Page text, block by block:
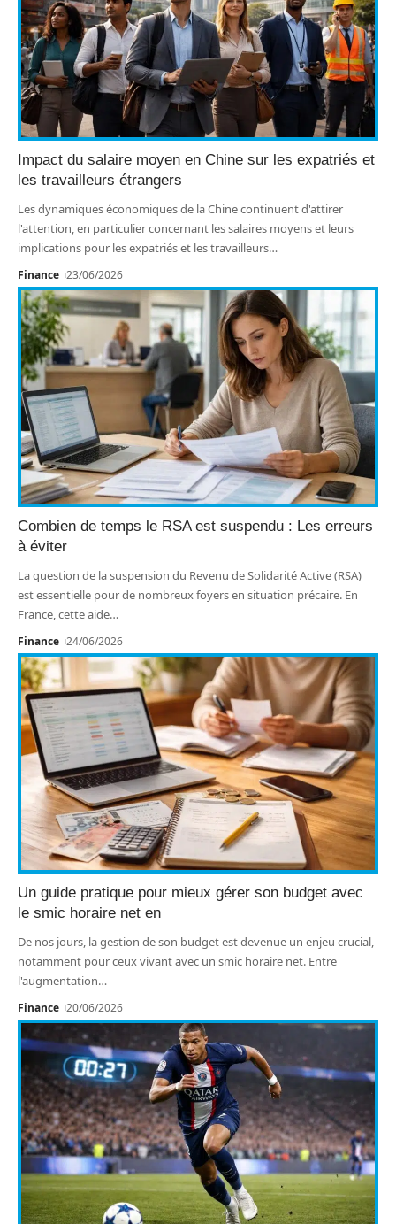
Impact du salaire moyen en Chine sur les expatriés et
les travailleurs étrangers
Les dynamiques économiques de la Chine continuent d'attirer
l'attention, en particulier concernant les salaires moyens et leurs
implications pour les expatriés et les travailleurs…
Finance 23/06/2026
Combien de temps le RSA est suspendu : Les erreurs
à éviter
La question de la suspension du Revenu de Solidarité Active (RSA)
est essentielle pour de nombreux foyers en situation précaire. En
France, cette aide…
Finance 24/06/2026
Un guide pratique pour mieux gérer son budget avec
le smic horaire net en
De nos jours, la gestion de son budget est devenue un enjeu crucial,
notamment pour ceux vivant avec un smic horaire net. Entre
l'augmentation…
Finance 20/06/2026